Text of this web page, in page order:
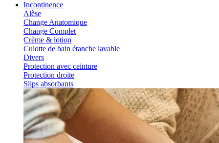
Incontinence
Alèse
Change Anatomique
Change Complet
Crème & lotion
Culotte de bain étanche lavable
Divers
Protection avec ceinture
Protection droite
Slips absorbants